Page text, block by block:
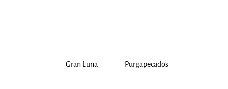
Gran Luna Purgapecados